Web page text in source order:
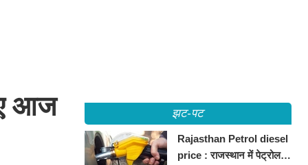
आज
झट-पट
Rajasthan Petrol diesel
price : राजस्थान में पेट्रोल-